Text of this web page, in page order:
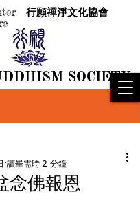
SOCIETY
SOCIETY
行願禪淨文化協會
念佛報恩
讀畢需時 2 分鐘